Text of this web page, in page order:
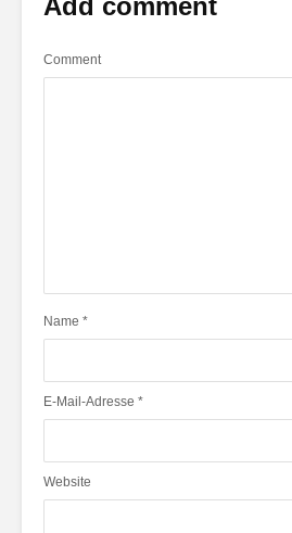
Add comment
Comment
Name *
E-Mail-Adresse *
Website